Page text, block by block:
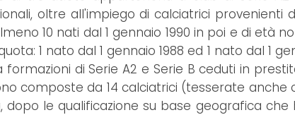
oltre all'impiego di calciatrici
10 nati dal 1 gennaio 1990 in poi e di età
1 nato dal 1 gennaio 1988 ed 1 nato dal 1
di Serie A2 e Serie B ceduti in
composte da 14 calciatrici (tesserate anche
dopo le qualificazione su base geografica